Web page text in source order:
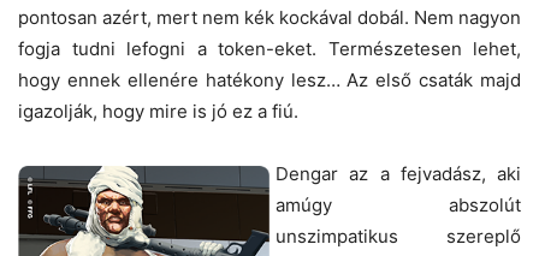
pontosan azért, mert nem kék kockával dobál. Nem nagyon
fogja tudni lefogni a token-eket. Természetesen lehet,
hogy ennek ellenére hatékony lesz… Az első csaták majd
igazolják, hogy mire is jó ez a fiú.
Dengar az a fejvadász, aki
amúgy abszolút
unszimpatikus szereplő